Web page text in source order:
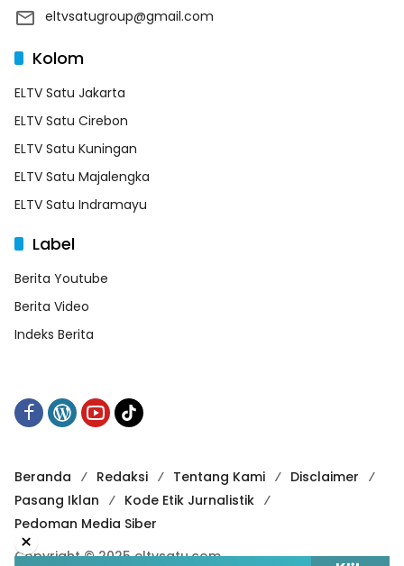
eltvsatugroup@gmail.com
Kolom
ELTV Satu Jakarta
ELTV Satu Cirebon
ELTV Satu Kuningan
ELTV Satu Majalengka
ELTV Satu Indramayu
Label
Berita Youtube
Berita Video
Indeks Berita
Beranda Redaksi Tentang Kami
Disclaimer
Pasang Iklan
Kode Etik Jurnalistik
Pedoman Media Siber
Copyright © 2025 eltvsatu.com
×